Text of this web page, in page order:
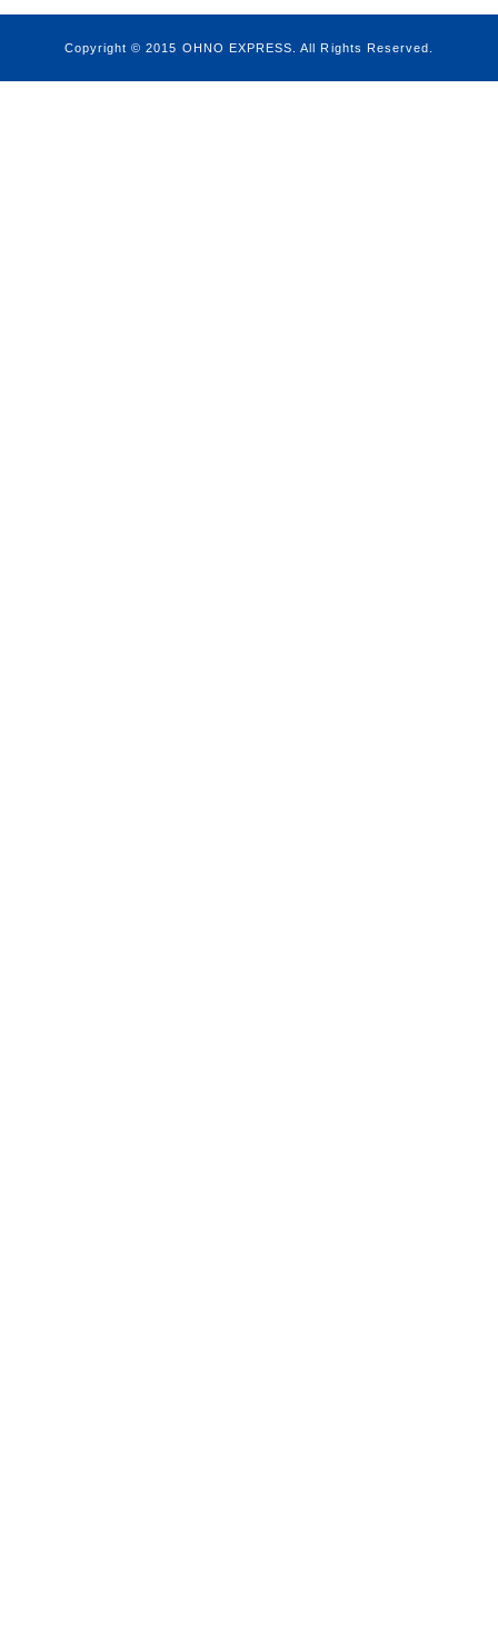
Copyright © 2015 OHNO EXPRESS . All Rights Reserved.